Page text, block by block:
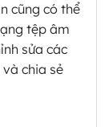
cũng có thể
tệp âm
sửa các
chia sẻ